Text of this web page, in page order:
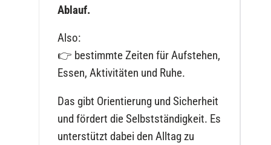
Ablauf.
Also:
👉 bestimmte Zeiten für Aufstehen,
Essen, Aktivitäten und Ruhe.
Das gibt Orientierung und Sicherheit
und fördert die Selbstständigkeit. Es
unterstützt dabei den Alltag zu